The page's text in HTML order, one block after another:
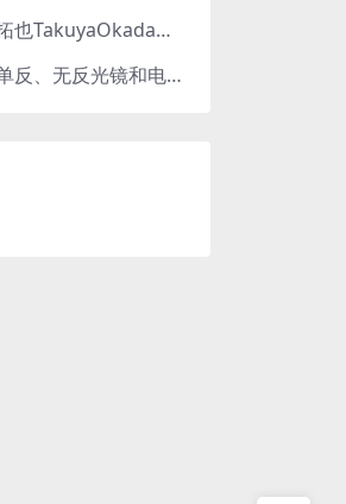
岡田拓也TakuyaOkada日系小清新INS人像LR预设PR/PS/AE/FCPX/LUT预设 LR100001
数码单反、无反光镜和电影摄影机的最佳摄影机设置